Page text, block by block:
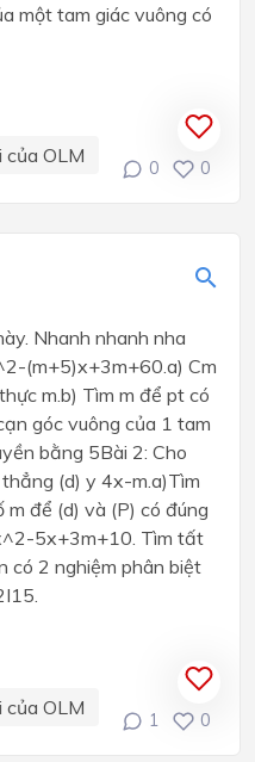
một tam giác vuông có
của OLM
0 0
Nhanh nhanh nha
(m+5)x+3m+60.a) Cm
m.b) Tìm m để pt có
góc vuông của 1 tam
bằng 5Bài 2: Cho
(d) y 4x-m.a)Tìm
để (d) và (P) có đúng
5x+3m+10. Tìm tất
có 2 nghiệm phân biệt
của OLM
1 0